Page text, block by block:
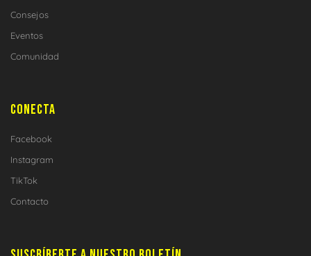
Consejos
Eventos
Comunidad
CONECTA
Facebook
Instagram
TikTok
Contacto